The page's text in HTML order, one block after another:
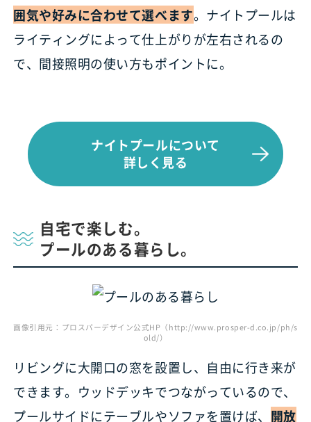
囲気や好みに合わせて選べます。ナイトプールは
ライティングによって仕上がりが左右されるの
で、間接照明の使い方もポイントに。
ナイトプールについて
詳しく見る
自宅で楽しむ。
プールのある暮らし。
画像引用元：プロスパーデザイン公式HP（http://www.prosper-d.co.jp/ph/s
old/）
リビングに大開口の窓を設置し、自由に行き来が
できます。ウッドデッキでつながっているので、
プールサイドにテーブルやソファを置けば、 開放